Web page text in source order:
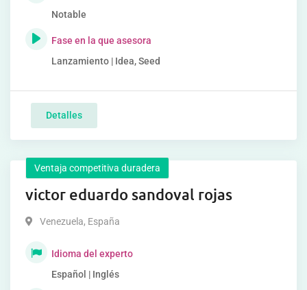
Notable
Fase en la que asesora
Lanzamiento | Idea, Seed
Detalles
Ventaja competitiva duradera
victor eduardo sandoval rojas
Venezuela, España
Idioma del experto
Español | Inglés